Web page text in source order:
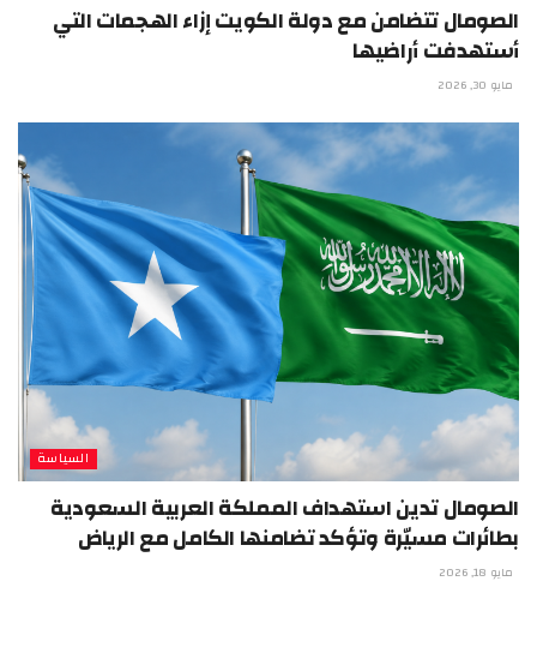
الصومال تتضامن مع دولة الكويت إزاء الهجمات التي
أستهدفت أراضيها
مايو 30, 2026
السياسة
الصومال تدين استهداف المملكة العربية السعودية
بطائرات مسيّرة وتؤكد تضامنها الكامل مع الرياض
مايو 18, 2026